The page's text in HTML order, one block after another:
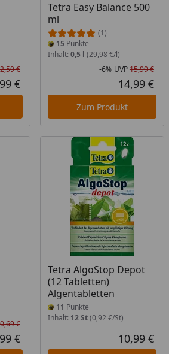
Rabatt in Prozent
Ursprünglicher Preis
€
Aktueller Preis
€
Tetra Easy Balance 500
ml
(1)
15 Punkte
Inhalt: 0,5 l (29,98 €/l)
-6% UVP15,99 €
14,99 €
Zum Produkt
Rabatt in Prozent
Ursprünglicher Preis
€
Aktueller Preis
€
Tetra AlgoStop Depot
(12 Tabletten)
Algentabletten
11 Punkte
Inhalt: 12 St(0,92 €/St)
10,99 €